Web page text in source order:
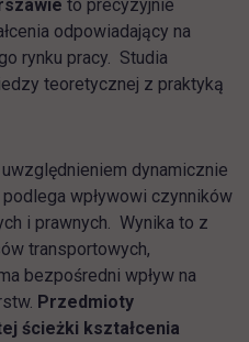
to precyzyjnie
odpowiadający na
rynku pracy. Studia
teoretycznej z praktyką
dynamicznie
wpływowi czynników
i prawnych. Wynika to z
transportowych,
bezpośredni wpływ na
Przedmioty
ścieżki kształcenia